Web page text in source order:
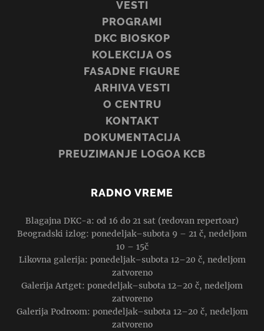
VESTI
PROGRAMI
DKC BIOSKOP
KOLEKCIJA OS
FASADNE FIGURE
ARHIVA VESTI
O CENTRU
KONTAKT
DOKUMENTACIJA
PREUZIMANJE LOGOA KCB
RADNO VREME
Blagajna DKC-a: od 16 do 21 sat (redovan repertoar)
Beogradski izlog: ponedeljak–subota 9 – 21 č, nedeljom
10 – 15č
Likovna galerija: ponedeljak–subota 12–20 č, nedeljom
zatvoreno
Galerija Artget: ponedeljak–subota 12–20 č, nedeljom
zatvoreno
Galerija Podroom: ponedeljak–subota 12–20 č, nedeljom
zatvoreno